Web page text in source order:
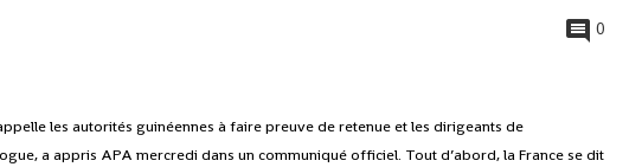
0
les autorités guinéennes à faire preuve de retenue et les dirigeants de
a appris APA mercredi dans un communiqué officiel. Tout d’abord, la France se dit